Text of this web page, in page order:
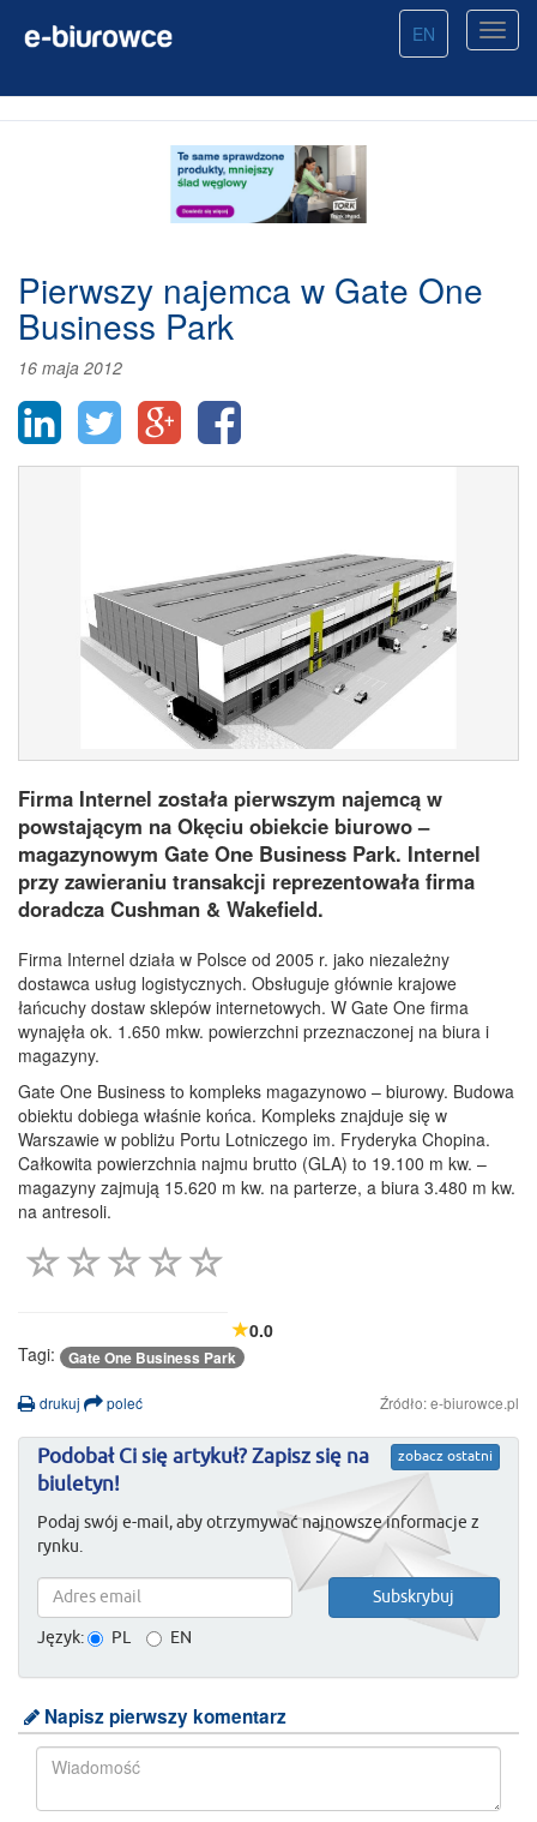
EN
Pierwszy najemca w Gate One
Business Park
16 maja 2012
Firma Internel została pierwszym najemcą w
powstającym na Okęciu obiekcie biurowo –
magazynowym Gate One Business Park. Internel
przy zawieraniu transakcji reprezentowała firma
doradcza Cushman & Wakefield.
Firma Internel działa w Polsce od 2005 r. jako niezależny
dostawca usług logistycznych. Obsługuje głównie krajowe
łańcuchy dostaw sklepów internetowych. W Gate One firma
wynajęła ok. 1.650 mkw. powierzchni przeznaczonej na biura i
magazyny.
Gate One Business to kompleks magazynowo – biurowy. Budowa
obiektu dobiega właśnie końca. Kompleks znajduje się w
Warszawie w pobliżu Portu Lotniczego im. Fryderyka Chopina.
Całkowita powierzchnia najmu brutto (GLA) to 19.100 m kw. –
magazyny zajmują 15.620 m kw. na parterze, a biura 3.480 m kw.
na antresoli.
0.0
Tagi:
Gate One Business Park
drukuj poleć Źródło: e-biurowce.pl
zobacz ostatni
Podobał Ci się artykuł? Zapisz się na
biuletyn!
Podaj swój e-mail, aby otrzymywać najnowsze informacje z
rynku.
Język: PL EN
Napisz pierwszy komentarz